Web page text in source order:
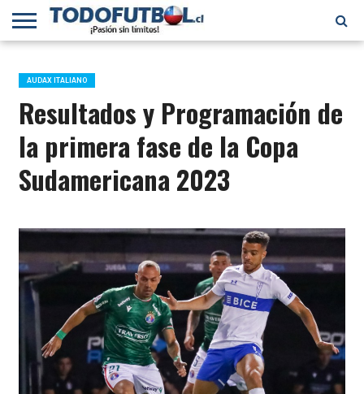
PRIMERA
B
SELECCIÓN
CHILENA
CHILENOS
EN EL
MUNDO
FÚTBOL
INTERNACIONAL
AUDAX ITALIANO
Resultados y Programación de
la primera fase de la Copa
Sudamericana 2023